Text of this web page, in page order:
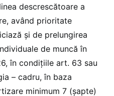
descrescătoare a
având prioritate
și de prelungirea
de muncă în
în condițiile art. 63 sau
– cadru, în baza
minimum 7 (șapte)